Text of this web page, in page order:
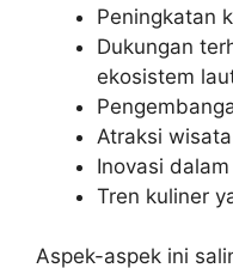
Peningkatan
Dukungan
ekosistem
Atraksi
Inovasi
Tren kuliner
Aspek-aspek ini